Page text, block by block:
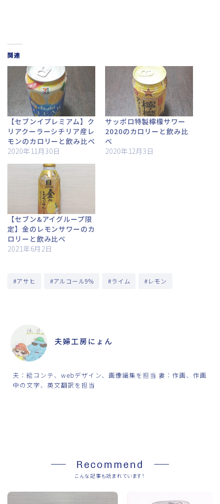
関連
【セブンイプレミアム】ク
リアクーラーシチリア産レ
モンのカロリーと飲み比べ
2020年11月30日
サッポロ特製檸檬サワー
2020のカロリーと飲み比
べ
2020年12月3日
【セブン&アイグループ限
定】金のレモンサワーのカ
ロリーと飲み比べ
2021年6月2日
#アサヒ #アルコール9% #ライム #レモン
夫婦工房にょん
夫：絵コンテ、webデザイン、画像編集を担当 妻：作画、作画
中の文字、英文翻訳を担当
Recommend
こんな記事も読まれています！